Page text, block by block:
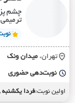
چشم
تهران، ميدان ونک
نوبت‌دهی حضوری
اولین نوبت:فردا یکشنبه 18مرداد 10صبح